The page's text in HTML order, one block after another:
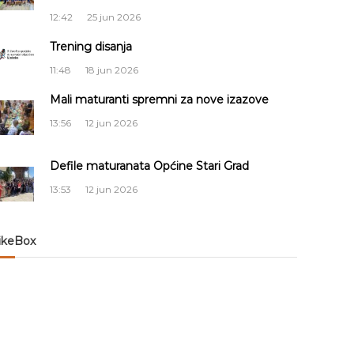
12:42 25 jun 2026
Trening disanja
11:48 18 jun 2026
Mali maturanti spremni za nove izazove
13:56 12 jun 2026
Defile maturanata Općine Stari Grad
13:53 12 jun 2026